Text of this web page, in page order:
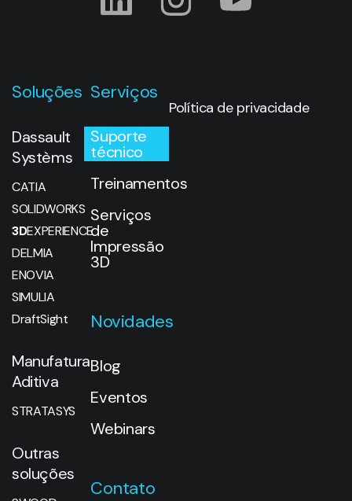
Soluções
Dassault
Systèms
CATIA
SOLIDWORKS
3DEXPERIENCE
DELMIA
ENOVIA
SIMULIA
DraftSight
Manufatura
Aditiva
STRATASYS
Outras
soluções
Serviços
Suporte
técnico
Treinamentos
Serviços
de
Impressão
3D
Novidades
Blog
Eventos
Webinars
Contato
Política de privacidade